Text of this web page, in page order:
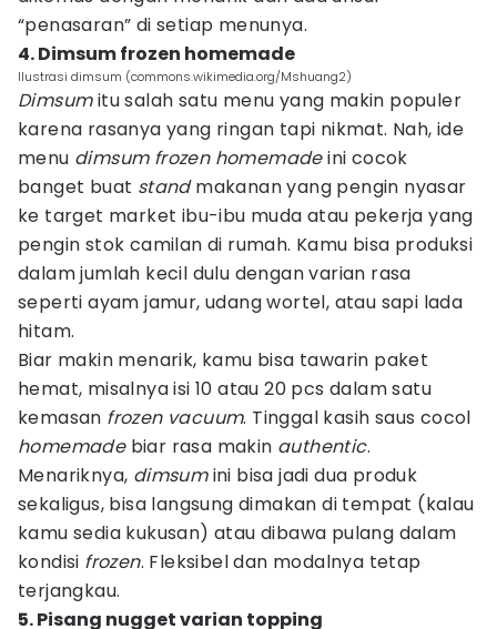
“penasaran” di setiap menunya.
4. Dimsum frozen homemade
Ilustrasi dimsum (commons.wikimedia.org/Mshuang2)
Dimsumitu salah satu menu yang makin populer
karena rasanya yang ringan tapi nikmat. Nah, ide
menu dimsum frozen homemadeini cocok
banget buat standmakanan yang pengin nyasar
ke target market ibu-ibu muda atau pekerja yang
pengin stok camilan di rumah. Kamu bisa produksi
dalam jumlah kecil dulu dengan varian rasa
seperti ayam jamur, udang wortel, atau sapi lada
hitam.
Biar makin menarik, kamu bisa tawarin paket
hemat, misalnya isi 10 atau 20 pcs dalam satu
kemasan frozen vacuum. Tinggal kasih saus cocol
homemade biar rasa makin authentic.
Menariknya, dimsumini bisa jadi dua produk
sekaligus, bisa langsung dimakan di tempat (kalau
kamu sedia kukusan) atau dibawa pulang dalam
kondisi frozen. Fleksibel dan modalnya tetap
terjangkau.
5. Pisang nugget varian topping